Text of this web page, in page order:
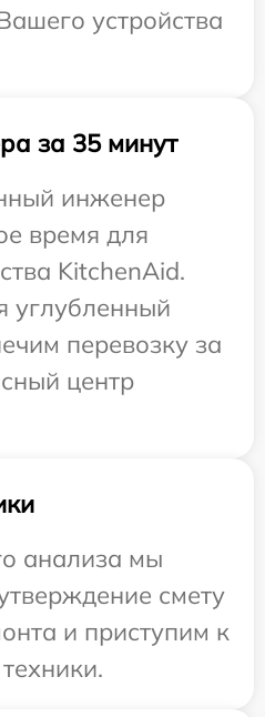
устройства
за 35 минут
инженер
время для
KitchenAid.
углубленный
перевозку за
центр
анализа мы
смету
и приступим к